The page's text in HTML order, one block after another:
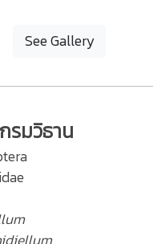
See Gallery
รมวิธาน